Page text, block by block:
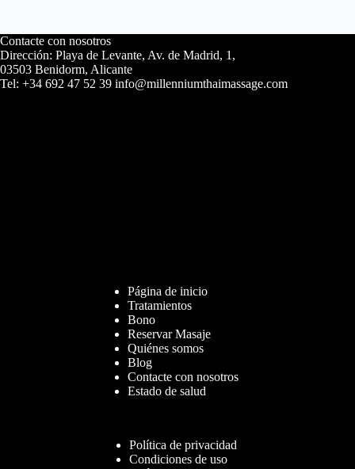
Contacte con nosotros
Dirección: Playa de Levante, Av. de Madrid, 1,
03503 Benidorm, Alicante
Tel: +34 692 47 52 39 info@millenniumthaimassage.com
Página de inicio
Tratamientos
Bono
Reservar Masaje
Quiénes somos
Blog
Contacte con nosotros
Estado de salud
Política de privacidad
Condiciones de uso